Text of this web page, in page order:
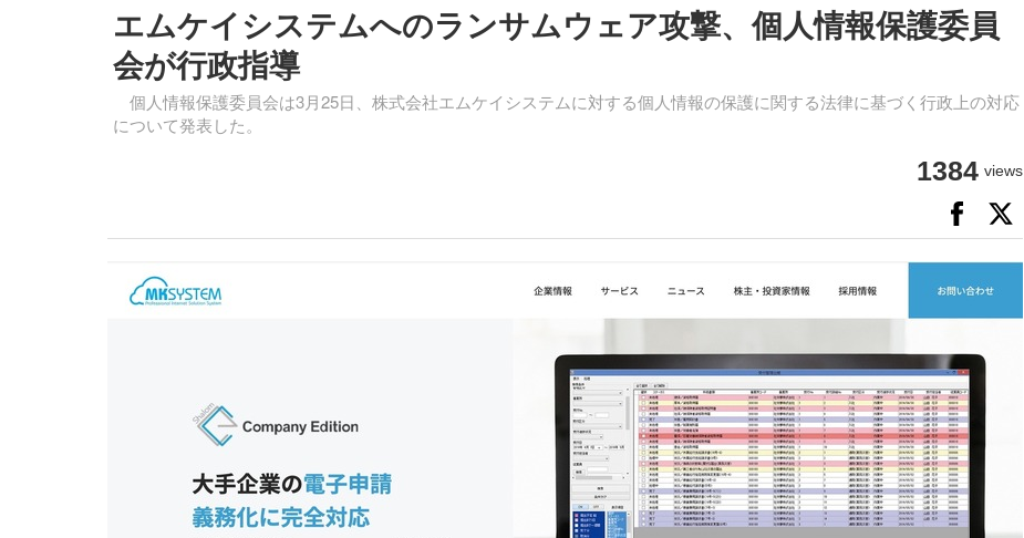
エムケイシステムへのランサムウェア攻撃、個人情報保護委員
会が行政指導
個人情報保護委員会は3月25日、株式会社エムケイシステムに対する個人情報の保護に関する法律に基づく行政上の対応
について発表した。
1384 views